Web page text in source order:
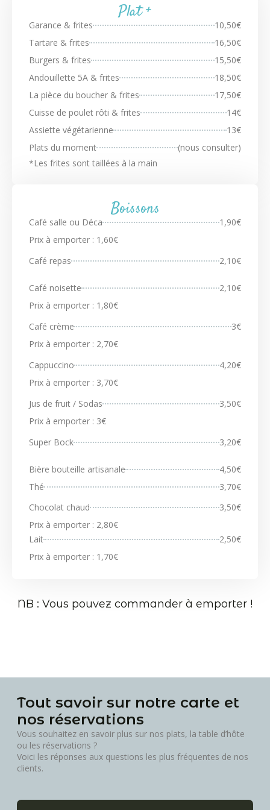
Plat +
Garance & frites
10,50€
Tartare & frites
16,50€
Burgers & frites
15,50€
Andouillette 5A & frites
18,50€
La pièce du boucher & frites
17,50€
Cuisse de poulet rôti & frites
14€
Assiette végétarienne
13€
Plats du moment
(nous consulter)
*Les frites sont taillées à la main
Boissons
Café salle ou Déca
1,90€
Prix à emporter : 1,60€
Café repas
2,10€
Café noisette
2,10€
Prix à emporter : 1,80€
Café crème
3€
Prix à emporter : 2,70€
Cappuccino
4,20€
Prix à emporter : 3,70€
Jus de fruit / Sodas
3,50€
Prix à emporter : 3€
Super Bock
3,20€
Bière bouteille artisanale
4,50€
Thé
3,70€
Chocolat chaud
3,50€
Prix à emporter : 2,80€
Lait
2,50€
Prix à emporter : 1,70€
NB : Vous pouvez commander à emporter !
Tout savoir sur notre carte et
nos réservations
Vous souhaitez en savoir plus sur nos plats, la table d’hôte
ou les réservations ?
Voici les réponses aux questions les plus fréquentes de nos
clients.